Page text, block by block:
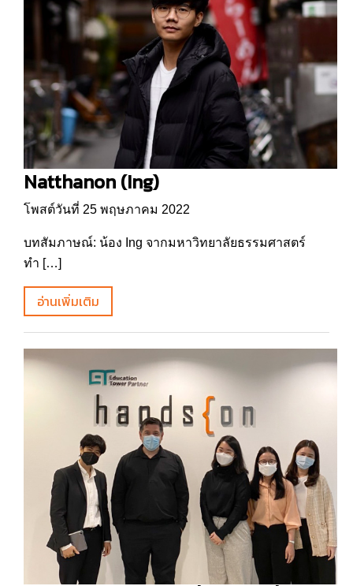
Natthanon (Ing)
โพสต์วันที่ 25 พฤษภาคม 2022
บทสัมภาษณ์: น้อง Ing จากมหาวิทยาลัยธรรมศาสตร์
ทำ […]
อ่านเพิ่มเติม